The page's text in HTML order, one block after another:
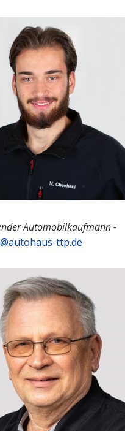
Automobilkaufmann -
ttp.de